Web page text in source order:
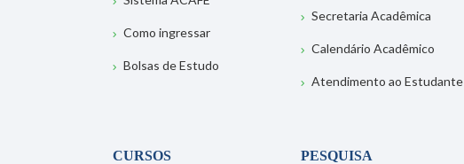
Como ingressar
Bolsas de Estudo
Secretaria Acadêmica
Calendário Acadêmico
Atendimento ao Estudante
CURSOS
PESQUISA